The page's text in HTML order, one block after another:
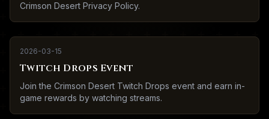
Crimson Desert Privacy Policy.
2026-03-15
Twitch Drops Event
Join the Crimson Desert Twitch Drops event and earn in-
game rewards by watching streams.